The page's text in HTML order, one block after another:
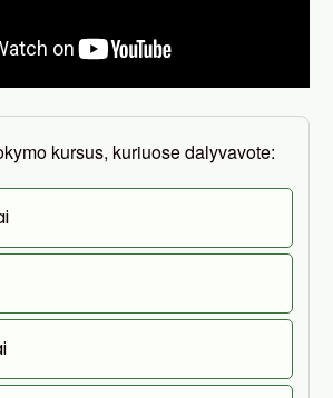
kursus, kuriuose dalyvavote: